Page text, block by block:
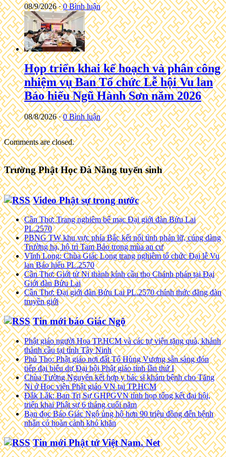
08/9/2026 ·0 Bình luận
Họp triển khai kế hoạch và phân công
nhiệm vụ Ban Tổ chức Lễ hội Vu lan
Báo hiếu Ngũ Hành Sơn năm 2026
08/8/2026 ·0 Bình luận
Comments are closed.
Trường Phật Học Đà Nẵng tuyển sinh
Video Phật sự trong nước
Cần Thơ: Trang nghiêm bế mạc Đại giới đàn Bửu Lai
PL.2570
PBNG TW khu vực phía Bắc kết nối tình pháp lữ, cúng dàng
Trường hạ, hộ trì Tam Bảo trong mùa an cư
Vĩnh Long: Chùa Giác Long trang nghiêm tổ chức Đại lễ Vu
lan Báo hiếu PL.2570
Cần Thơ: Giới tử Ni thành kính cầu thọ Chánh pháp tại Đại
Giới đàn Bửu Lai
Cần Thơ: Đại giới đàn Bửu Lai PL.2570 chính thức đăng đàn
truyền giới
Tin mới báo Giác Ngộ
Phật giáo người Hoa TP.HCM và các tự viện tặng quà, khánh
thành cầu tại tỉnh Tây Ninh
Phú Thọ: Phật giáo nơi đất Tổ Hùng Vương sẵn sàng đón
tiếp đại biểu dự Đại hội Phật giáo tỉnh lần thứ I
Chùa Tường Nguyên kết hợp y bác sĩ khám bệnh cho Tăng
Ni ở Học viện Phật giáo VN tại TP.HCM
Đắk Lắk: Ban Trị Sự GHPGVN tỉnh họp tổng kết đại hội,
triển khai Phật sự 6 tháng cuối năm
Bạn đọc Báo Giác Ngộ ủng hộ hơn 90 triệu đồng đến bệnh
nhân có hoàn cảnh khó khăn
Tin mới Phật tử Việt Nam. Net